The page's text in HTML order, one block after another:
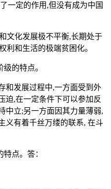
一定的作用,但没有成为中国
化发展极不平衡,长期处于
利和生活的极端贫困化。
的特点。
发展过程中,一方面受到外
迫,在一定条件下可以参加反
中立;另一方面因其力量薄弱,
义有着千丝万缕的联系, 在斗
点。答：